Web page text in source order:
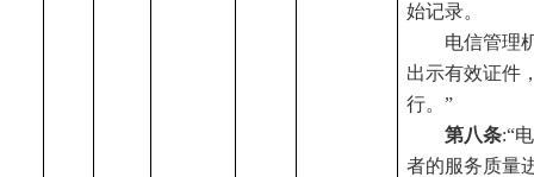
始记录。
电信管理
出示有效证件
行。”
第八条:“
者的服务质量